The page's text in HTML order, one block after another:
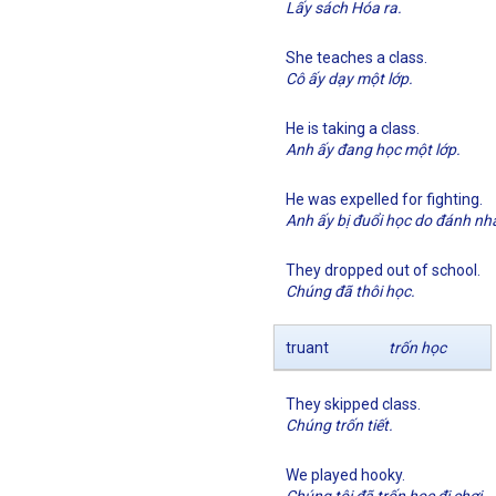
Lấy sách Hóa ra.
She teaches a class.
Cô ấy dạy một lớp.
He is taking a class.
Anh ấy đang học một lớp.
He was expelled for fighting.
Anh ấy bị đuổi học do đánh
They dropped out of school.
Chúng đã thôi học.
truant trốn học
They skipped class.
Chúng trốn tiết.
We played hooky.